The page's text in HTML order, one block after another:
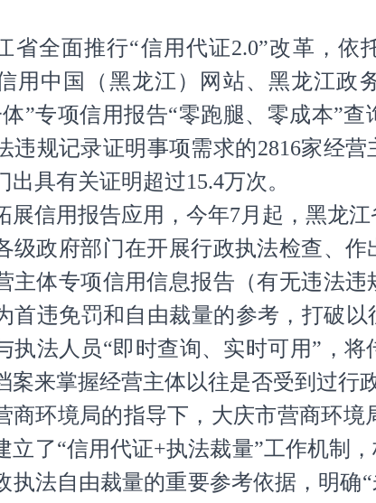
省全面推行“信用代证2.0”改革，依
用中国（黑龙江）网站、黑龙江政
”专项信用报告“零跑腿、零成本”
违规记录证明事项需求的2816家经
出具有关证明超过15.4万次。
展信用报告应用，今年7月起，黑龙
级政府部门在开展行政执法检查、
主体专项信用信息报告（有无违法
首违免罚和自由裁量的参考，打破
执法人员“即时查询、实时可用”，
案来掌握经营主体以往是否受到过行
商环境局的指导下，大庆市营商环境
立了“信用代证+执法裁量”工作机制
执法自由裁量的重要参考依据，明确